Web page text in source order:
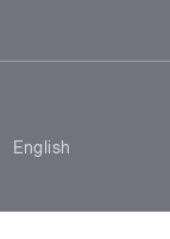
English